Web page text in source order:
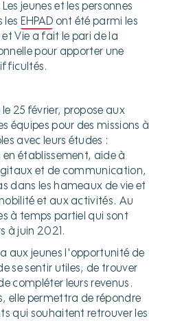
jeunes et les personnes
les EHPAD ont été parmi les
Vie a fait le pari de la
pour apporter une
25 février, propose aux
équipes pour des missions à
avec leurs études :
établissement, aide à
et de communication,
dans les hameaux de vie et
et aux activités. Au
à temps partiel qui sont
à juin 2021.
aux jeunes l'opportunité de
se sentir utiles, de trouver
compléter leurs revenus.
elle permettra de répondre
qui souhaitent retrouver les